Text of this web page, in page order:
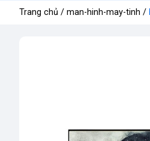
Trang chủ / man-hinh-may-tinh /